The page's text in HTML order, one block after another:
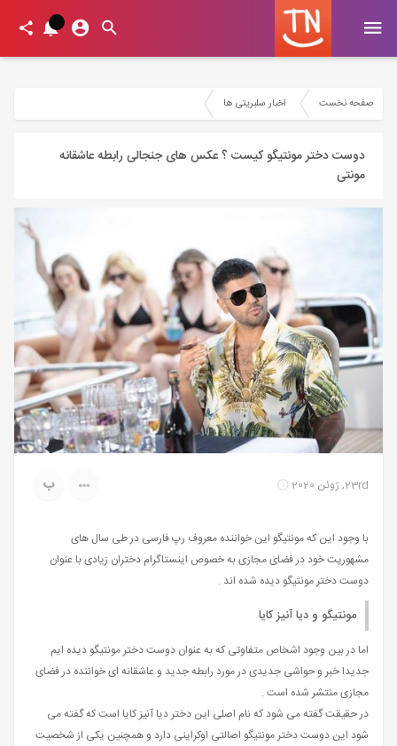
صفحه نخست اخبار سلبریتی ها
دوست دختر مونتیگو کیست ؟ عکس های جنجالی رابطه عاشقانه
مونتی
23rd, ژوئن 2020 ب
با وجود این که مونتیگو این خواننده معروف رپ فارسی در طی سال های
مشهوریت خود در فضای مجازی به خصوص اینستاگرام دختران زیادی با عنوان
دوست دختر مونتیگو دیده شده اند .
مونتیگو و دیا آنیز کایا
اما در بین وجود اشخاص متفاوتی که به عنوان دوست دختر مونتیگو دیده ایم
جدیدا خبر و حواشی جدیدی در مورد رابطه جدید و عاشقانه ای خواننده در فضای
مجازی منتشر شده است .
در حقیقت گفته می شود که نام اصلی این دختر دیا آنیز کایا است که گفته می
شود این دوست دختر مونتیگو اصالتی اوکراینی دارد و همچنین یکی از شخصیت